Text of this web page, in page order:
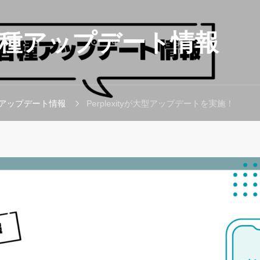
アップデート情報
ップデート情報 Perplexityが大型アップデートを実施！